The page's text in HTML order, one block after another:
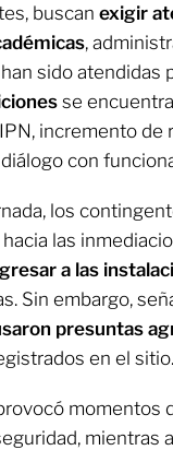
buscan exigir
,
sido atendidas
se
incremento de
con
los
las
a las
Sin embargo,
presuntas
en el sitio.
momentos
mientras